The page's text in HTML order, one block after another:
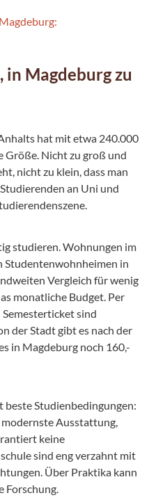
in Magdeburg zu
hat mit etwa 240.000
Größe. Nicht zu groß und
nicht zu klein, dass man
an Uni und
studieren. Wohnungen im
Studentenwohnheimen in
Vergleich für wenig
monatliche Budget. Per
sind
der Stadt gibt es nach der
in Magdeburg noch 160,-
Studienbedingungen:
Ausstattung,
keine
sind eng verzahnt mit
Über Praktika kann
Forschung.